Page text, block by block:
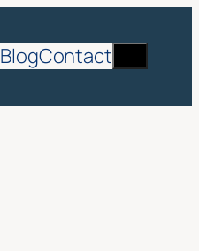
BlogContact